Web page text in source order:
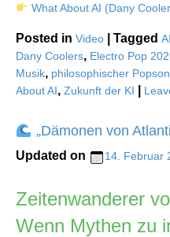
What About AI (Dany
Posted in Video Tagged
Dany Coolers, Electro Pop
Musik, philosophischer
About AI, Zukunft der KI
„Dämonen von
Updated on 14. Februar
Zeitenwanderer
Wenn Mythen zu